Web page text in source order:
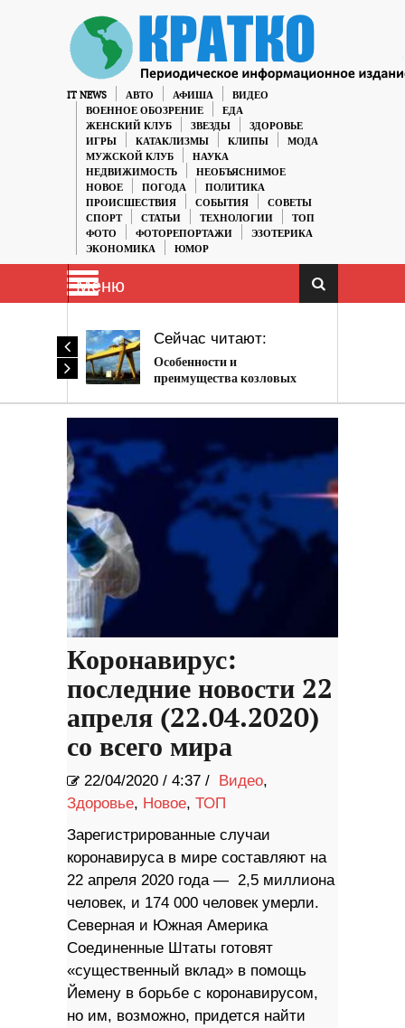
IT NEWS АВТО АФИША
ВИДЕО
ВОЕННОЕ ОБОЗРЕНИЕ
ЕДА
ЖЕНСКИЙ КЛУБ
ЗВЕЗДЫ
ЗДОРОВЬЕ
ИГРЫ
КАТАКЛИЗМЫ КЛИПЫ
МОДА
МУЖСКОЙ КЛУБ
НАУКА
НЕДВИЖИМОСТЬ
НЕОБЪЯСНИМОЕ
НОВОЕ
ПОГОДА
ПОЛИТИКА
ПРОИСШЕСТВИЯ
СОБЫТИЯ
СОВЕТЫ
СПОРТ
СТАТЬИ ТЕХНОЛОГИИ
ТОП
ФОТО
ФОТОРЕПОРТАЖИ
ЭЗОТЕРИКА
ЭКОНОМИКА
ЮМОР
Меню
Сейчас читают:
Особенности и
преимущества козловых
Коронавирус:
последние новости 22
апреля (22.04.2020)
со всего мира
22/04/2020 / 4:37 / Видео,
Здоровье, Новое, ТОП
Зарегистрированные случаи
коронавируса в мире составляют на
22 апреля 2020 года — 2,5 миллиона
человек, и 174 000 человек умерли.
Северная и Южная Америка
Соединенные Штаты готовят
«существенный вклад» в помощь
Йемену в борьбе с коронавирусом,
но им, возможно, придется найти